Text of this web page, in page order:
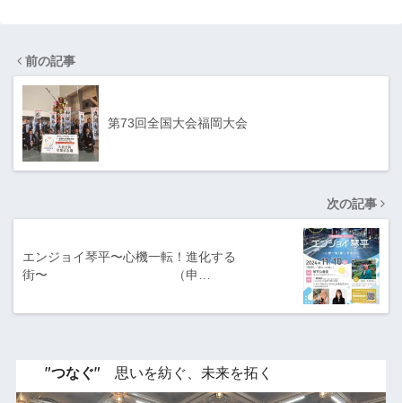
前の記事
第73回全国大会福岡大会
次の記事
エンジョイ琴平〜心機一転！進化する
街〜 （申…
"つなぐ" 思いを紡ぐ、未来を拓く